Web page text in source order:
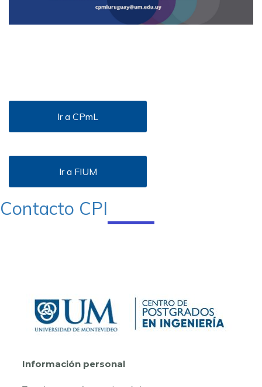
Ir a CPmL
Ir a FIUM
Contacto CPI
Información personal